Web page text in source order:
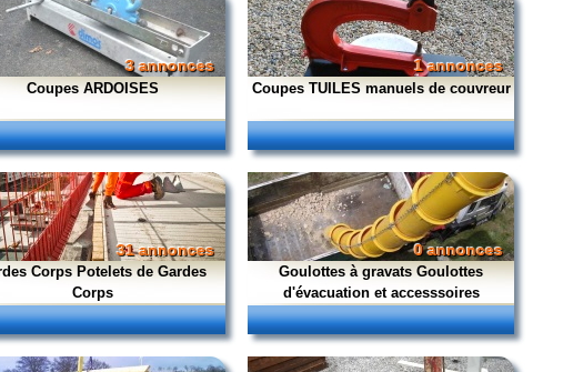
3 annonces
Coupes ARDOISES
1 annonces
Coupes TUILES manuels de couvreur
31 annonces
Corps Potelets de Gardes
Corps
0 annonces
Goulottes à gravats Goulottes
d'évacuation et accesssoires